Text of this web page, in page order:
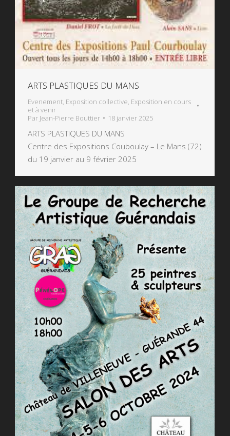
ARTS PLASTIQUES DU MANS
Evenement, Exposition collective, Exposition en cours
et à venir
Par Jean-Pierre Bouttier 18 janvier 2025
ARTS PLASTIQUES DU MANS
Centre des Expositions Couboulay – Le Mans (72)
du 19 janvier au 9 février 2025